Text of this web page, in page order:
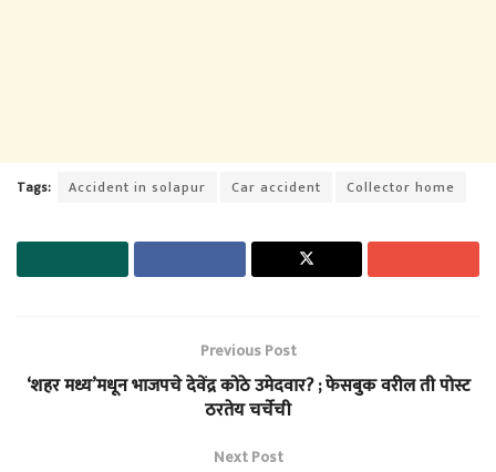
Tags: Accident in solapur Car accident Collector home
Previous Post
‘शहर मध्य’मधून भाजपचे देवेंद्र कोठे उमेदवार? ; फेसबुक वरील ती पोस्ट
ठरतेय चर्चेची
Next Post